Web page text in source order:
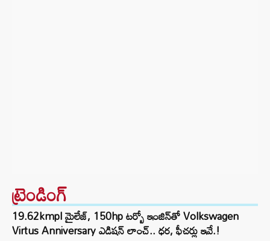
ట్రెండింగ్‌
19.62kmpl మైలేజ్, 150hp టర్బో ఇంజిన్‌తో Volkswagen
Virtus Anniversary ఎడిషన్ లాంచ్.. ధర, ఫీచర్లు ఇవే.!